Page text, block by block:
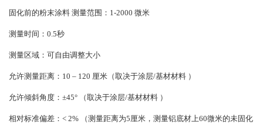
固化前的粉末涂料 测量范围：1-2000 微米
测量时间：0.5秒
测量区域：可自由调整大小
允许测量距离：10 – 120 厘米（取决于涂层/基材材料 ）
允许倾斜角度：±45° （取决于涂层/基材材料 ）
相对标准偏差：< 2% （测量距离为5厘米，测量铝底材上60微米的未固化